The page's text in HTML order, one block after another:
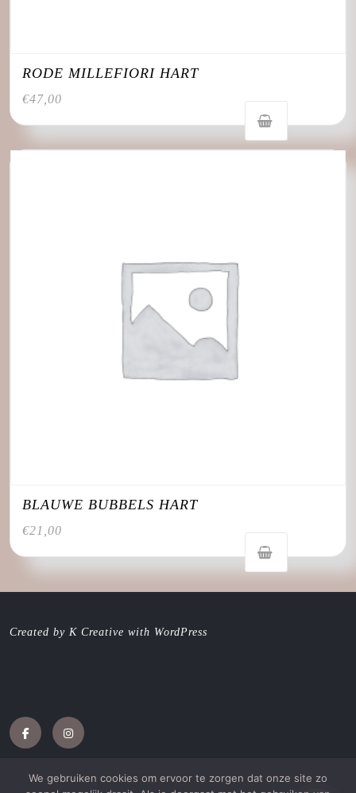
RODE MILLEFIORI HART
€47,00
BLAUWE BUBBELS HART
€21,00
Created by K Creative with WordPress
Facebook
We gebruiken cookies om ervoor te zorgen dat onze site zo